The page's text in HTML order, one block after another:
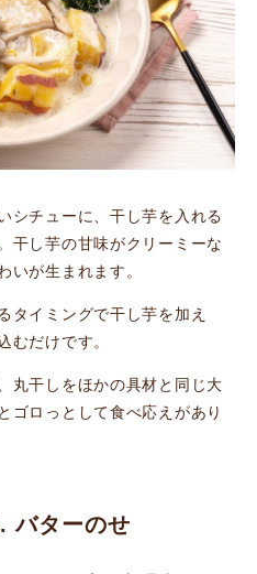
シチューに、干し芋を入れる
干し芋の甘味がクリーミーな
いが生まれます。
タイミングで干し芋を加え
むだけです。
丸干しをほかの具材と同じ大
ゴロっとして食べ応えがあり
バターのせ